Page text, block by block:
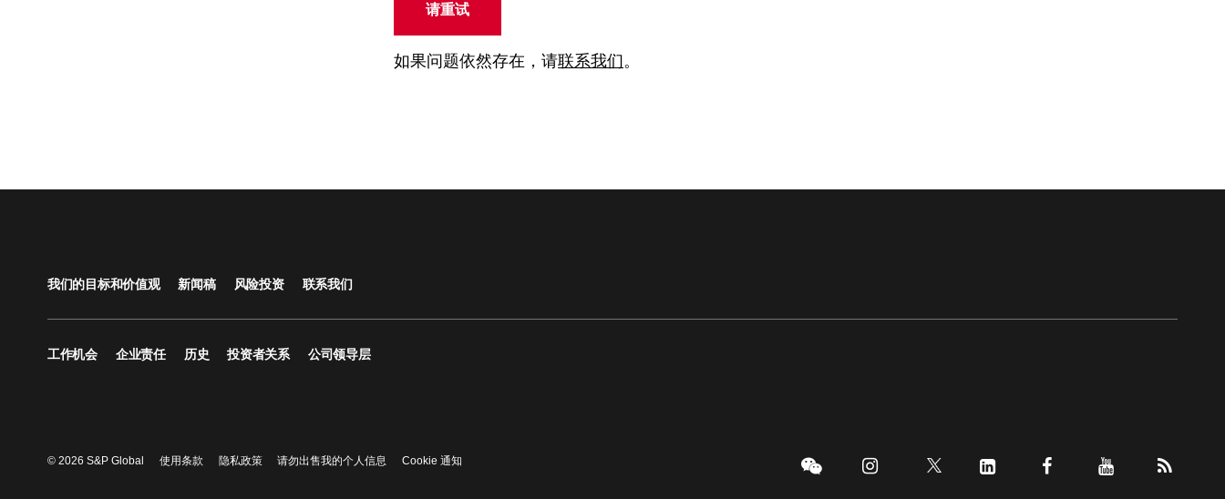
请重试
如果问题依然存在，请联系我们 。
我们的目标和价值观 新闻稿 风险投资 联系我们
工作机会 企业责任 历史 投资者关系 公司领导层
© 2026 S&P Global 使用条款 隐私政策 请勿出售我的个人信息 Cookie 通知